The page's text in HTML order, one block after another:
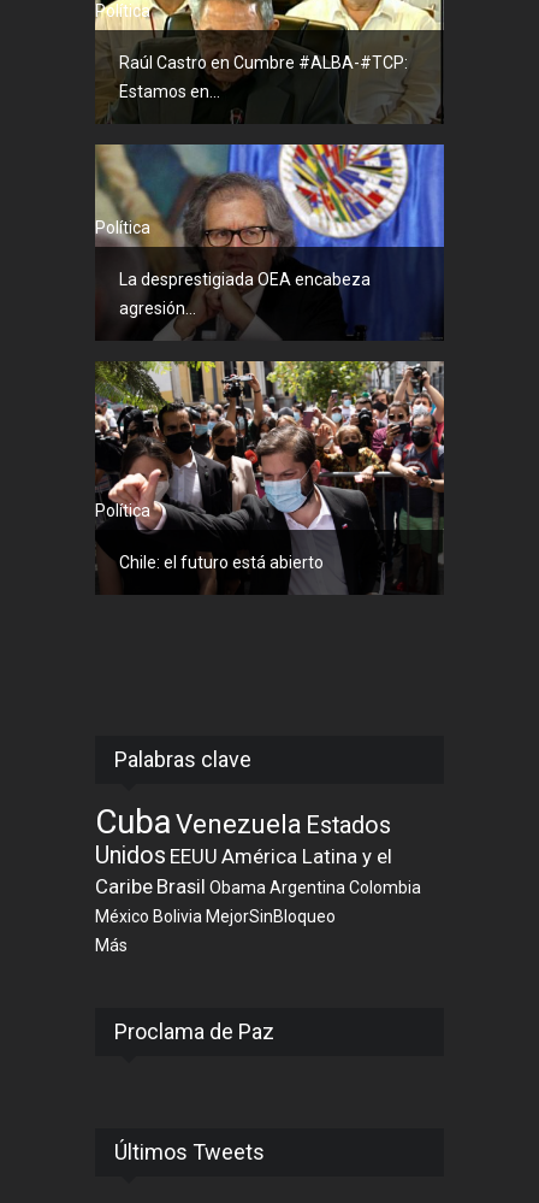
Política
Raúl Castro en Cumbre #ALBA-#TCP:
Estamos en...
Política
La desprestigiada OEA encabeza
agresión...
Política
Chile: el futuro está abierto
Palabras clave
CubaVenezuela Estados
Unidos EEUU América Latina y el
Caribe Brasil Obama Argentina Colombia
México Bolivia MejorSinBloqueo
Más
Proclama de Paz
Últimos Tweets